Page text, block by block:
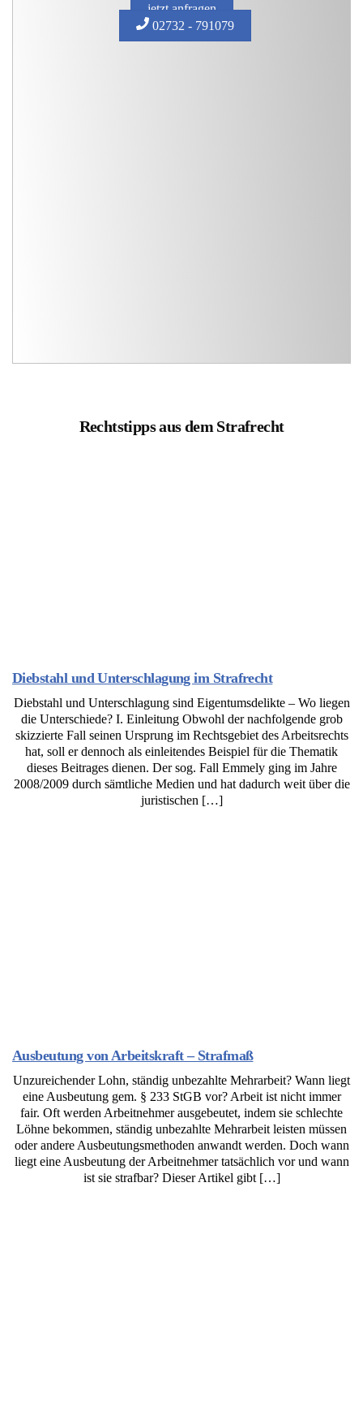
jetzt anfragen
02732 - 791079
Rechtstipps aus dem Strafrecht
Diebstahl und Unterschlagung im Strafrecht
Diebstahl und Unterschlagung sind Eigentumsdelikte – Wo liegen
die Unterschiede? I. Einleitung Obwohl der nachfolgende grob
skizzierte Fall seinen Ursprung im Rechtsgebiet des Arbeitsrechts
hat, soll er dennoch als einleitendes Beispiel für die Thematik
dieses Beitrages dienen. Der sog. Fall Emmely ging im Jahre
2008/2009 durch sämtliche Medien und hat dadurch weit über die
juristischen […]
Ausbeutung von Arbeitskraft – Strafmaß
Unzureichender Lohn, ständig unbezahlte Mehrarbeit? Wann liegt
eine Ausbeutung gem. § 233 StGB vor? Arbeit ist nicht immer
fair. Oft werden Arbeitnehmer ausgebeutet, indem sie schlechte
Löhne bekommen, ständig unbezahlte Mehrarbeit leisten müssen
oder andere Ausbeutungsmethoden anwandt werden. Doch wann
liegt eine Ausbeutung der Arbeitnehmer tatsächlich vor und wann
ist sie strafbar? Dieser Artikel gibt […]